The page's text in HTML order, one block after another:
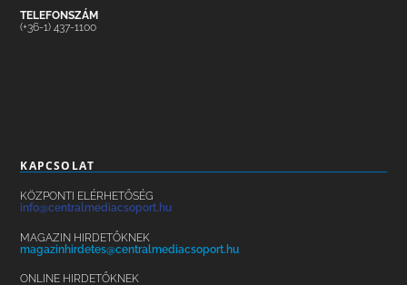
TELEFONSZÁM
(+36-1) 437-1100
KAPCSOLAT
KÖZPONTI ELÉRHETŐSÉG
info@centralmediacsoport.hu
MAGAZIN HIRDETŐKNEK
magazinhirdetes@centralmediacsoport.hu
ONLINE HIRDETŐKNEK